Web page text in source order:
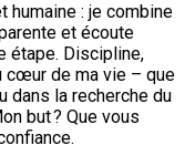
humaine : je combine
et écoute
étape. Discipline,
cœur de ma vie – que
dans la recherche du
but ? Que vous